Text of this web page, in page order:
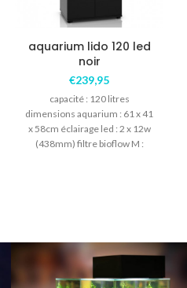
aquarium lido 120 led
noir
€239,95
capacité : 120 litres
dimensions aquarium : 61 x 41
x 58cm éclairage led : 2 x 12w
(438mm) filtre bioflow M :